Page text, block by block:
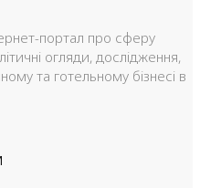
портал про сферу
огляди, дослідження,
та готельному бізнесі в